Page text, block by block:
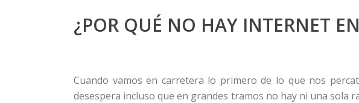
¿POR QUÉ NO HAY INTERNET
Cuando vamos en carretera lo primero de lo que nos
desespera incluso que en grandes tramos no hay ni una sola